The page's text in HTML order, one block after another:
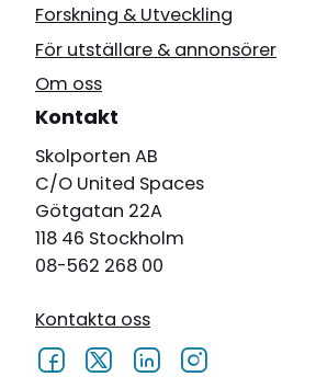
Forskning & Utveckling
För utställare & annonsörer
Om oss
Kontakt
Skolporten AB
C/O United Spaces
Götgatan 22A
118 46 Stockholm
08-562 268 00
Kontakta oss